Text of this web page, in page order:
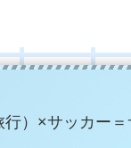
行）×サッカー